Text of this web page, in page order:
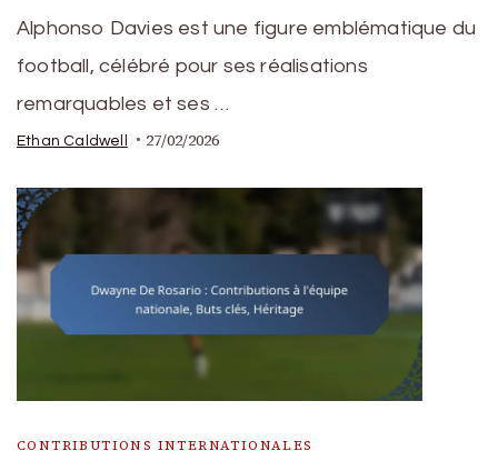
Alphonso Davies est une figure emblématique du
football, célébré pour ses réalisations
remarquables et ses …
Ethan Caldwell 27/02/2026
CONTRIBUTIONS INTERNATIONALES